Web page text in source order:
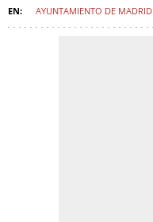
AYUNTAMIENTO DE MADRID